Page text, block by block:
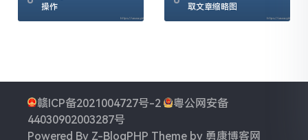
操作
取文章缩略图
赣ICP备2021004727号-2
粤公网安备
44030902003287号
Powered By Z-BlogPHP Theme by 勇康博客网